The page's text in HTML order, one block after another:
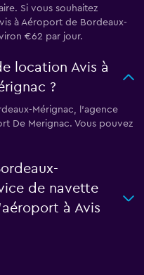
Si vous souhaitez
à Aéroport de Bordeaux-
€62 par jour.
location Avis à
?
Mérignac, l’agence
De Merignac. Vous pouvez
de navette
à Avis